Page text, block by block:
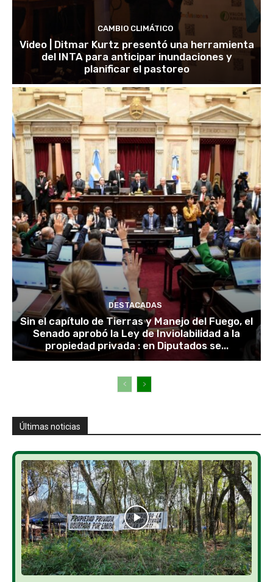
CAMBIO CLIMÁTICO
Video | Ditmar Kurtz presentó una herramienta
del INTA para anticipar inundaciones y
planificar el pastoreo
DESTACADAS
Sin el capítulo de Tierras y Manejo del Fuego, el
Senado aprobó la Ley de Inviolabilidad a la
propiedad privada : en Diputados se...
Últimas noticias